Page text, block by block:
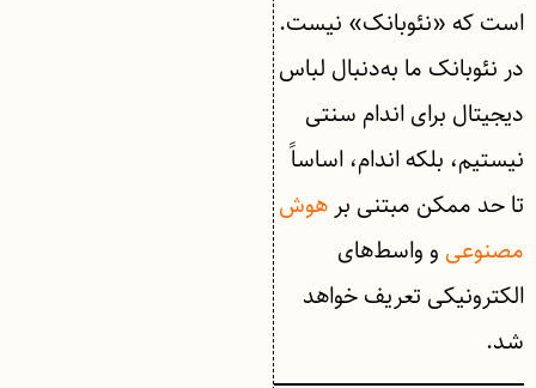
است که «نئوبانک» نیست.
در نئوبانک ما به‌دنبال لباس
دیجیتال برای اندام سنتی
نیستیم، بلکه اندام، اساساً
تا حد ممکن مبتنی برهوش
مصنوعی و واسط‌های
الکترونیکی تعریف خواهد
شد.